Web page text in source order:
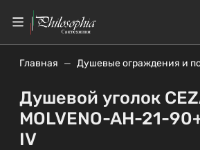
Главная Душевые ограждения и
Душевой уголок
MOLVENO-AH-21-
IV